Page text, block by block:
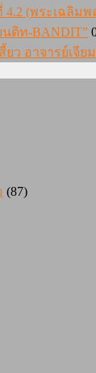
(พระเฉลิมพ
นดิท-BANDIT”
ยว อาจารย์เจี
(87)